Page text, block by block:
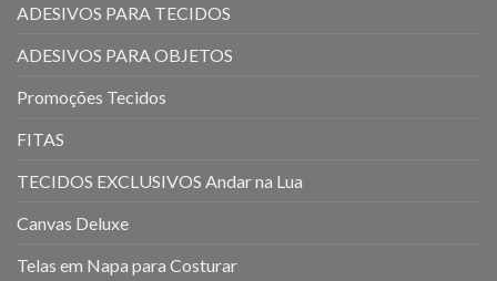
ADESIVOS PARA TECIDOS
ADESIVOS PARA OBJETOS
Promoções Tecidos
FITAS
TECIDOS EXCLUSIVOS Andar na Lua
Canvas Deluxe
Telas em Napa para Costurar